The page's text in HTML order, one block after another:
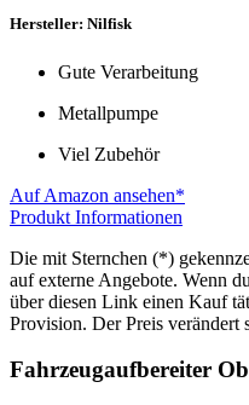
Hersteller: Nilfisk
Gute Verarbeitung
Metallpumpe
Viel Zubehör
Auf Amazon ansehen*
Produkt Informationen
Die mit Sternchen (*)
auf externe Angebote. Wenn
über diesen Link einen Kauf
Provision. Der Preis verändert
Fahrzeugaufbereiter